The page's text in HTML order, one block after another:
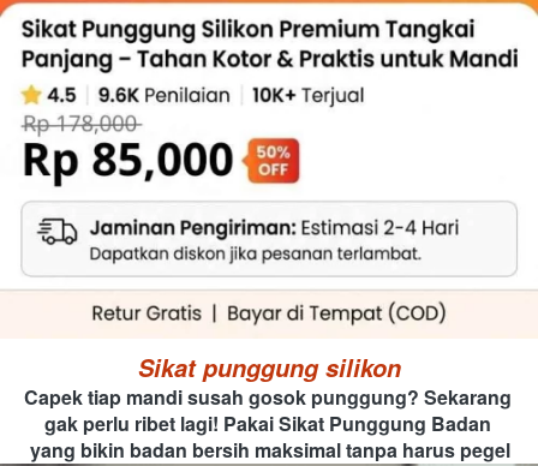
Sikat punggung silikon
Capek tiap mandi susah gosok punggung? Sekarang
gak perlu ribet lagi! Pakai Sikat Punggung Badan
yang bikin badan bersih maksimal tanpa harus pegel